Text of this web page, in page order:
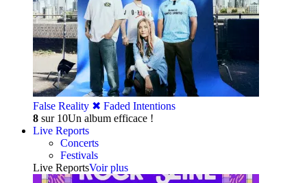
False Reality ✖︎ Faded Intentions
8 sur 10Un album efficace !
Live Reports
Concerts
Festivals
Live ReportsVoir plus